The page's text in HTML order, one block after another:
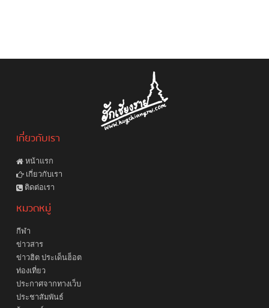
เกี่ยวกับเรา
หน้าแรก
เกี่ยวกับเรา
ติดต่อเรา
หมวดหมู่
กีฬา
ข่าวสาร
ข่าวฮิต ประเด็นฮ็อต
ท่องเที่ยว
ประกาศจากทางเว็บ
ประชาสัมพันธ์